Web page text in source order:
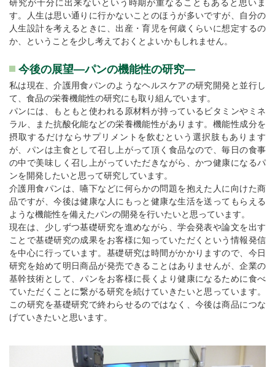
研究が十分に出来ないという時期が重なることもあると思いま
す。人生は思い通りに行かないことのほうが多いですが、自分の
人生設計を考えるときに、出産・育児を何歳くらいに想定するの
か、ということを少し考えておくとよいかもしれません。
今後の展望―パンの機能性の研究―
私は現在、介護用食パンのようなヘルスケアの研究開発と並行し
て、食品の栄養機能性の研究にも取り組んでいます。
パンには、もともと使われる原材料が持っているビタミンやミネ
ラル、また抗酸化能などの栄養機能性があります。機能性成分を
摂取するだけならサプリメントを飲むという選択肢もあります
が、パンは主食として召し上がって頂く食品なので、毎日の食事
の中で美味しく召し上がっていただきながら、かつ健康になるパ
ンを開発したいと思って研究しています。
介護用食パンは、嚥下などに何らかの問題を抱えた人に向けた商
品ですが、今後は健康な人にもっと健康な生活を送ってもらえる
ような機能性を備えたパンの開発を行いたいと思っています。
現在は、少しずつ基礎研究を進めながら、学会発表や論文を出す
ことで基礎研究の成果をお客様に知っていただくという情報発信
を中心に行っています。基礎研究は時間がかかりますので、今日
研究を始めて明日商品が発売できることはありませんが、企業の
基幹技術として、パンをお客様に長くより健康になるために食べ
ていただくことに繋がる研究を続けていきたいと思っています。
この研究を基礎研究で終わらせるのではなく、今後は商品につな
げていきたいと思います。